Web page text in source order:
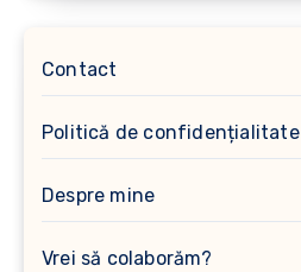
Contact
Politică de confidențialitate
Despre mine
Vrei să colaborăm?